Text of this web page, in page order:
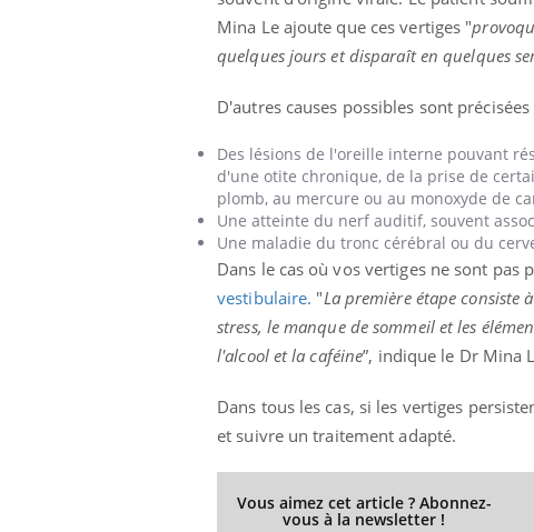
Mina Le ajoute que ces vertiges "
quelques jours et disparaît en quelques
D'autres causes possibles sont
Des lésions de l'oreille interne pouvant
d'une otite chronique, de la prise de
plomb, au mercure ou au monoxyde de
Une atteinte du nerf auditif, souvent
Une maladie du tronc cérébral ou du
Dans le cas où vos vertiges ne sont pas
vestibulaire. "La première étape consiste
stress, le manque de sommeil et les
l'alcool et la caféine”, indique le Dr Mina
Dans tous les cas, si les vertiges
et suivre un traitement adapté.
Vous aimez cet article ? Abonnez-
vous à la newsletter !